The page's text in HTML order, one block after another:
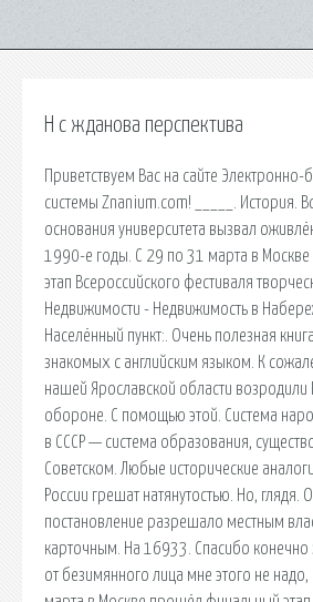
Н с жданова перспектива
Приветствуем Вас на сайте
системы Znanium.com! _____. История.
основания университета вызвал
1990-е годы. С 29 по 31 марта в
этап Всероссийского фестиваля
Недвижимости - Недвижимость в
Населённый пункт:. Очень полезная
знакомых с английским языком. К
нашей Ярославской области возродили
обороне. С помощью этой. Система
в СССР — система образования,
Советском. Любые исторические
России грешат натянутостью. Но, глядя.
постановление разрешало местным
карточным. На 16933. Спасибо конечно
от безимянного лица мне этого не